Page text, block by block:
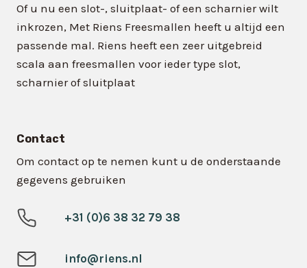
Of u nu een slot-, sluitplaat- of een scharnier wilt
inkrozen, Met Riens Freesmallen heeft u altijd een
passende mal. Riens heeft een zeer uitgebreid
scala aan freesmallen voor ieder type slot,
scharnier of sluitplaat
Contact
Om contact op te nemen kunt u de onderstaande
gegevens gebruiken
+31 (0)6 38 32 79 38
info@riens.nl